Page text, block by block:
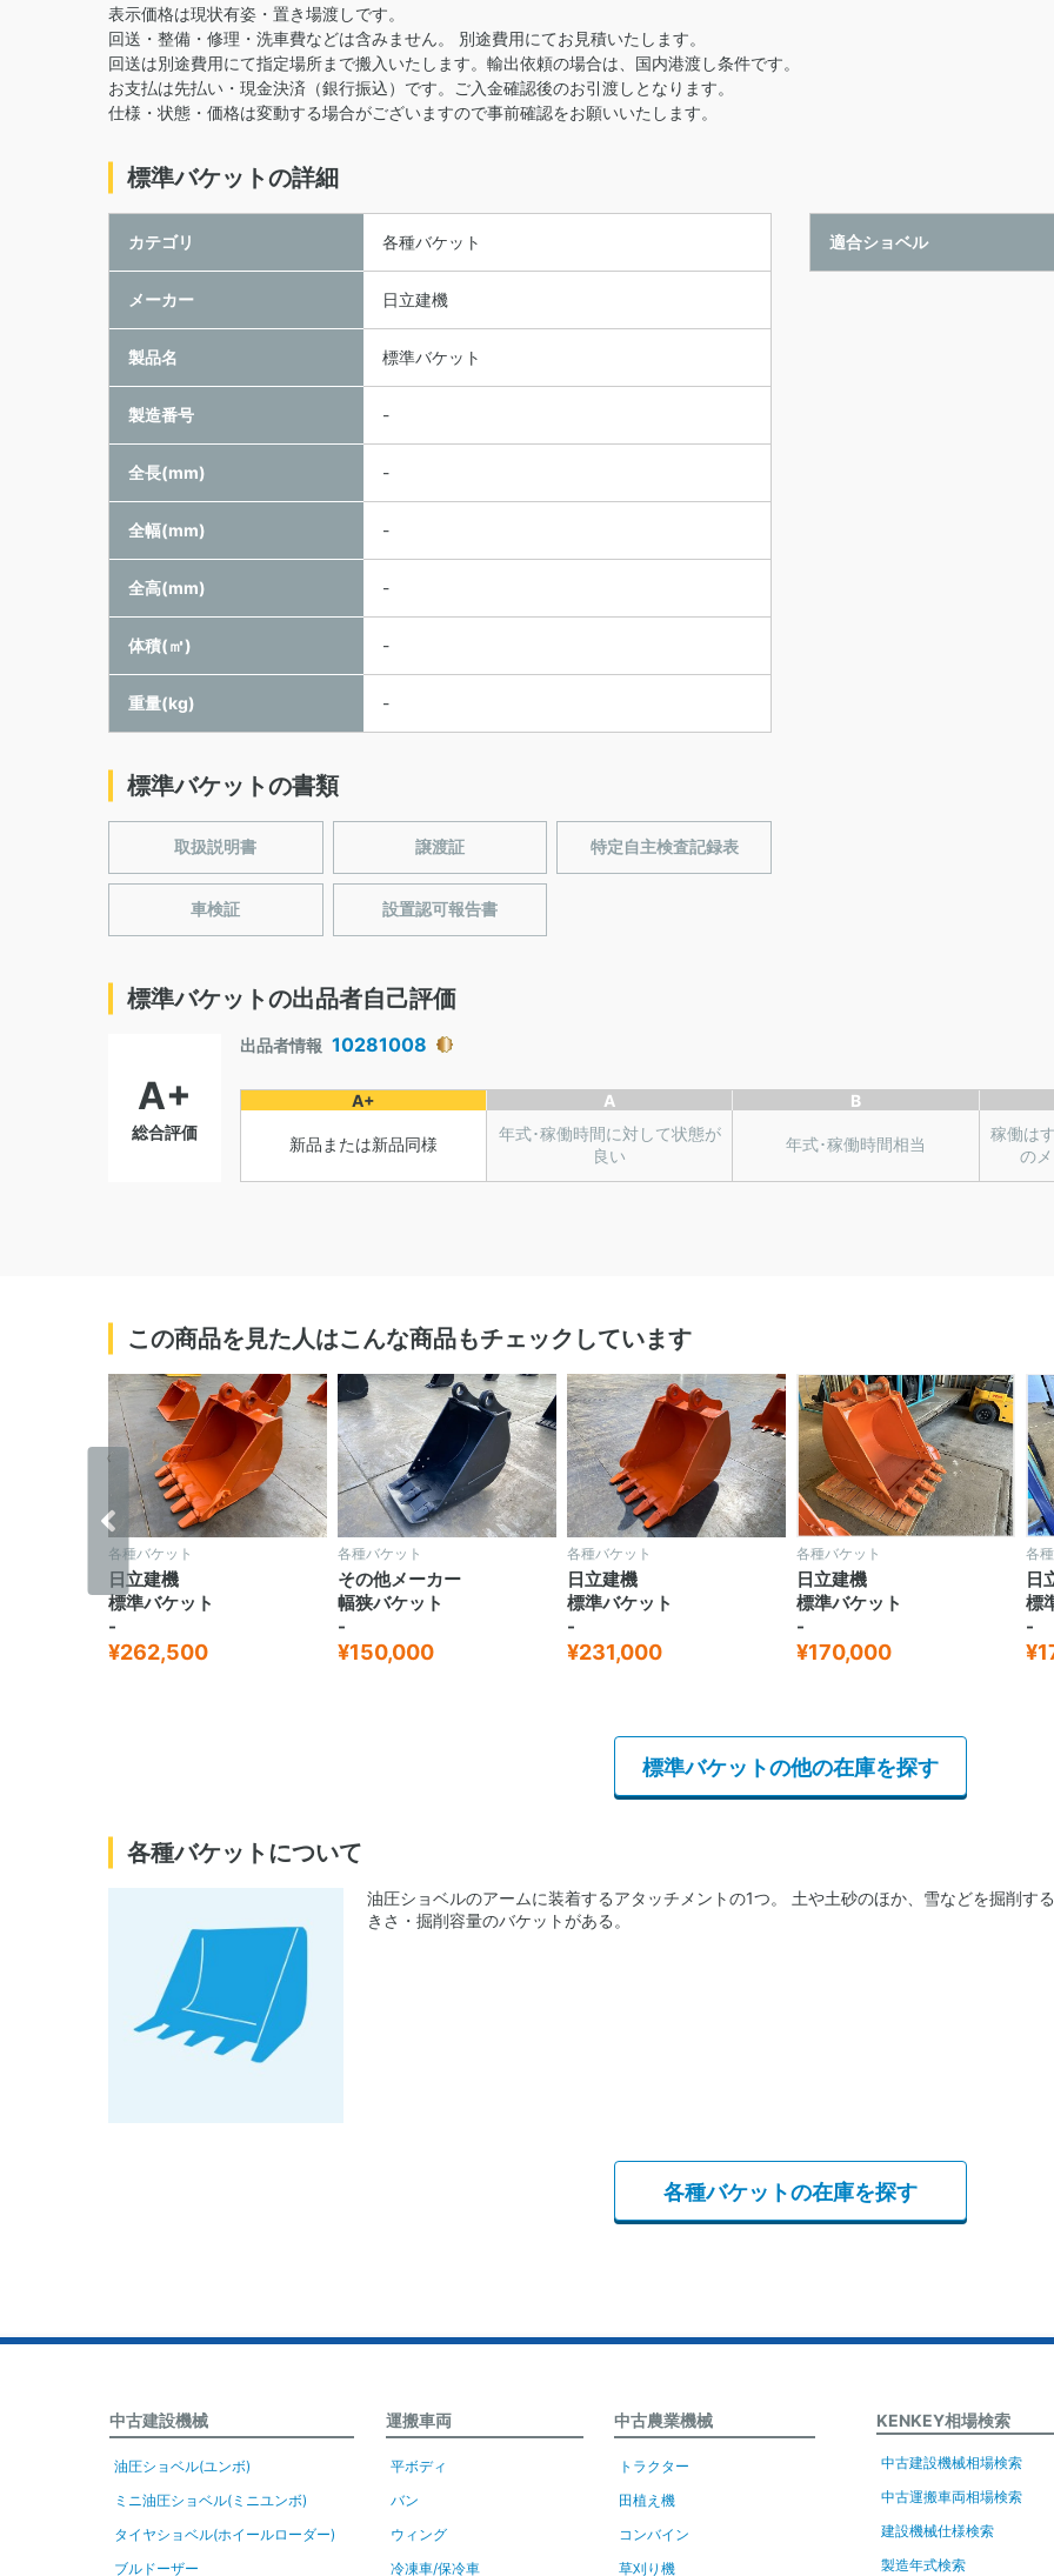
表示価格は現状有姿・置き場渡しです。
回送・整備・修理・洗車費などは含みません。 別途費用にてお見積いたします。
回送は別途費用にて指定場所まで搬入いたします。輸出依頼の場合は、国内港渡し条件です。
お支払は先払い・現金決済（銀行振込）です。ご入金確認後のお引渡しとなります。
仕様・状態・価格は変動する場合がございますので事前確認をお願いいたします。
標準バケットの詳細
カテゴリ 各種バケット
メーカー 日立建機
製品名 標準バケット
製造番号 -
全長(mm) -
全幅(mm) -
全高(mm) -
体積(㎥) -
重量(kg) -
適合ショベル
標準バケットの書類
取扱説明書 譲渡証 特定自主検査記録表
車検証 設置認可報告書
標準バケットの出品者自己評価
A+
総合評価
出品者情報 10281008
A+
新品または新品同様
A
年式･稼働時間に対して状態が
良い
B
年式･稼働時間相当
稼働は
の
この商品を見た人はこんな商品もチェックしています
各種バケット
その他メーカー
幅狭バケット
-
¥150,000
各種バケット
日立建機
標準バケット
-
¥231,000
各種バケット
日立建機
標準バケット
-
¥170,000
各種バケット
日立建機
標準バケット
-
¥170,000
各
住
標
‹
標準バケットの他の在庫を探す
各種バケットについて
油圧ショベルのアームに装着するアタッチメントの1つ。 土や土砂のほか、雪などを掘削す
きさ・掘削容量のバケットがある。
各種バケットの在庫を探す
中古建設機械
油圧ショベル(ユンボ)
ミニ油圧ショベル(ミニユンボ)
タイヤショベル(ホイールローダー)
ブルドーザー
運搬車両
平ボディ
バン
ウィング
冷凍車/保冷車
中古農業機械
トラクター
田植え機
コンバイン
草刈り機
KENKEY相場検索
中古建設機械相場検索
中古運搬車両相場検索
建設機械仕様検索
製造年式検索